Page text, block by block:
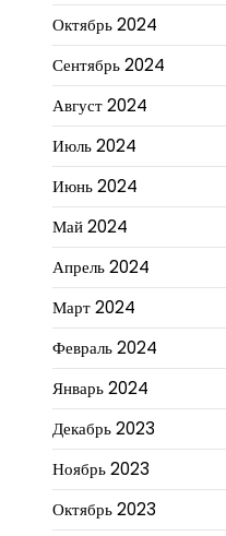
Октябрь 2024
Сентябрь 2024
Август 2024
Июль 2024
Июнь 2024
Май 2024
Апрель 2024
Март 2024
Февраль 2024
Январь 2024
Декабрь 2023
Ноябрь 2023
Октябрь 2023